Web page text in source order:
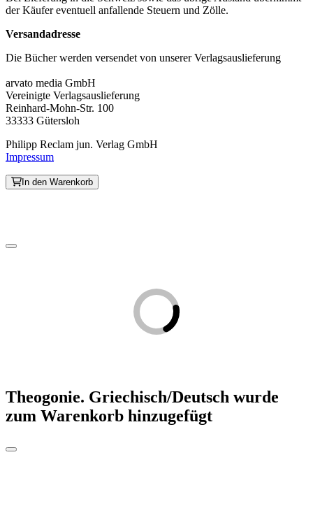
der Käufer eventuell anfallende Steuern und Zölle.
Versandadresse
Die Bücher werden versendet von unserer Verlagsauslieferung
arvato media GmbH
Vereinigte Verlagsauslieferung
Reinhard-Mohn-Str. 100
33333 Gütersloh
Philipp Reclam jun. Verlag GmbH
Impressum
In den Warenkorb
Theogonie. Griechisch/Deutsch wurde
zum Warenkorb hinzugefügt